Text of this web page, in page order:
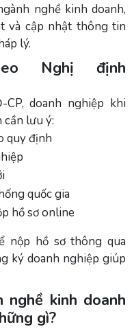
nghề kinh doanh,
và cập nhật thông tin
lý.
Nghị định
doanh nghiệp khi
cần lưu ý:
quy định
quốc gia
hồ sơ online
nộp hồ sơ thông qua
ký doanh nghiệp giúp
kinh doanh
gì?